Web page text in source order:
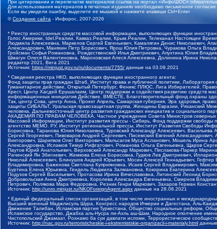
При цитировании и перепечатке материалов ссылка на портал «ИнфоШОС»
Для использования материалов в печатных изданиях необходимо письменное
Если вы увидели ошибку, выделите ее мышкой и нажмите клавиши Ctrl+Enter
©Создание сайта - Инфорос, 2007-2026
* Реестр иностранных средств массовой информации, выполняющих функции
Голос Америки, Idel.Реалии, Кавказ.Реалии, Крым.Реалии, Телеканал Настоящее
Людмила Алексеевна, Маркелов Сергей Евгеньевич, Камалягин Денис Николаевич,
Александрович, Маняхин Петр Борисович, Ярош Юлия Петровна, Чуракова Ольга
Гройсман Софья Романовна, Рождественский Илья Дмитриевич, Апухтина Юлия
Шмагун Олеся Валентиновна, Мароховская Алеся Алексеевна, Долинина Ирина
редактор 2021, Вега 2021
Источник: https://minjust.gov.ru/ru/documents/7755/ данные на 03.09.2021
* Сведения реестра НКО, выполняющих функции иностранного агента:
Фонд защиты прав граждан Штаб, Институт права и публичной политики,
Гуманитарное действие, Открытый Петербург, Феникс ПЛЮС, Лига Избирателей,
Крест, Центр Хасдей Ерушалаим, Центр поддержки и содействия развитию средств
информационных инициатив Действие, ВМЕСТЕ, Благотворительный фонд охраны
Так, центр Сова, центр Анна, Проект Апрель, Самарская губерния, Эра здоровья,
защиты СИБАЛЬТ, Уральская правозащитная группа, Женщины Евразии, Рязанский
человека, Дальневосточный центр развития гражданских инициатив и социального
АКАДЕМИЯ ПО ПРАВАМ ЧЕЛОВЕКА, Частное учреждение Совета Министров северных
Массовой Информации, Институт развития прессы - Сибирь, Фонд поддержки
агентство МЕМО. РУ, Институт региональной прессы, Институт Развития Свободы
Борисовна, Таранова Юлия Николаевна, Туровский Александр Алексеевич,
Сергей Георгиевич, Пивоваров Андрей Сергеевич, Писемский Евгений
Викторович, Шарипков Олег Викторович, Мальсагов Муса Асланович, Мошель Ирина
Александровна, Исламов Тимур Рифгатович, Романова Ольга Евгеньевна, Щаров
Паутов Юрий Анатольевич, Верховский Александр Маркович, Пислакова-Паркер
Рачинский Ян Збигневич, Жемкова Елена Борисовна, Гудков Лев Дмитриевич,
Николай Алексеевич, Блинушов Андрей Юрьевич, Мосин Алексей Геннадьевич,
Владимировна, Баженова Светлана Куприяновна, Исаев Сергей Владимирович,
Буртина Елена Юрьевна, Гендель Людмила Залмановна, Кокорина Екатерина
Подузов Сергей Васильевич, Протасова Ирина Вячеславовна, Литинский Леонид
Добровольская Анна Дмитриевна, Королева Александра Евгеньевна, Смирнов
Петрович, Полякова Мара Федоровна, Резник Генри Маркович, Захаров Герман
Источник: http://unro.minjust.ru/NKOForeignAgent.aspx данные на 28.08.2021
* Единый федеральный список организаций, в том числе иностранных и
Высший военный Маджлисуль Шура, Конгресс народов Ичкерии и Дагестана, Аль-
Движение Талибан, Исламская партия Туркестана, Общество социальных реформ,
Исламское государство, Джабха аль-Нусра ли-Ахль аш-Шам, Народное ополчение
Чистопольский Джамаат, Рохнамо ба суи давлати исломи, Террористическое
Источник: http://nac.gov.ru/terroristicheskie-i-ekstremistskie-organizacii-i-materialy.html